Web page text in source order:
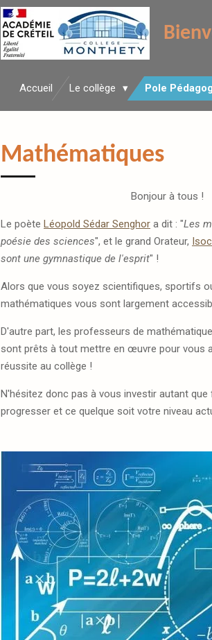
Accueil Le collège Pole
Mathématiques
Bonjour à tous !
Le poète Léopold Sédar Senghor a dit : "Les
poésie des sciences", et le grand Orateur,
sont une gymnastique de l'esprit" !
Alors que vous soyez scientifiques, sportifs
mathématiques vous sont largement
D'autre part, les professeurs de
sont prêts à tout mettre en œuvre pour vous
réussite au collège !
N'hésitez donc pas à vous investir autant
progresser et ce quelque soit votre niveau